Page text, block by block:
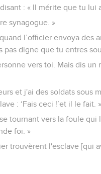
: « Il mérite que tu lui
synagogue. »
l’officier envoya des
pas digne que tu entres
vers toi. Mais dis un
et j'ai des soldats sous
: ‘Fais ceci !’et il le fait. »
tournant vers la foule qui
foi. »
trouvèrent l'esclave [qui